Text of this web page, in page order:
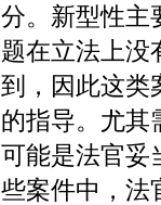
分。新型性主
题在立法上没
到，因此这类
的指导。尤其
可能是法官妥
些案件中，法